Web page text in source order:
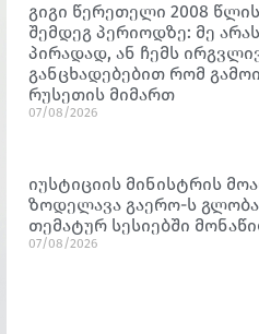
გიგი წერეთელი 2008
შემდეგ პერიოდზე: მე
პირადად, ან ჩემს
განცხადებებით რომ
რუსეთის მიმართ
07/08/2026
იუსტიციის მინისტრის
ზოდელავა გაერო-ს
თემატურ სესიებში
07/08/2026